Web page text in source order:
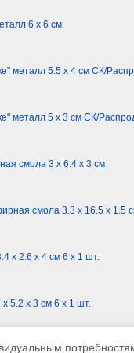
6 х 6 см
металл 5.5 x 4 см СК/
металл 5 x 3 см СК/
смола 3 x 6.4 x 3 см
смола 3.3 x 16.5 x 1.5
x 2.6 x 4 см 6 х 1 шт.
5.2 x 3 см 6 х 1 шт.